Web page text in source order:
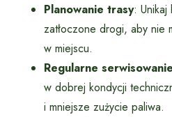
Planowanie trasy: Unikaj
zatłoczone drogi, aby nie
w miejscu.
Regularne serwisowanie
w dobrej kondycji
i mniejsze zużycie paliwa.